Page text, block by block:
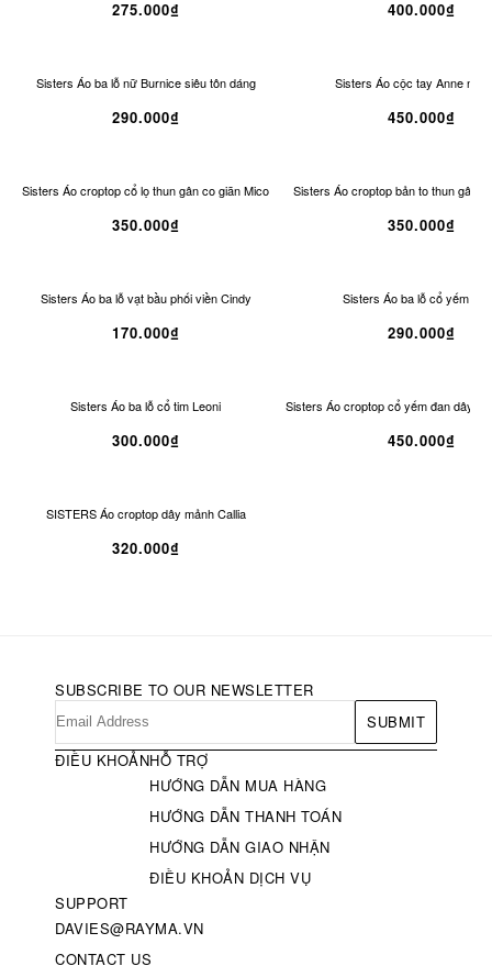
275.000₫ 400.000₫
Sisters Áo ba lỗ nữ Burnice siêu tôn dáng
290.000₫
Sisters Áo cộc tay Anne
450.000₫
Sisters Áo croptop cổ lọ thun gân co giãn Mico
350.000₫
Sisters Áo croptop bản to thun gân
350.000₫
Sisters Áo ba lỗ vạt bầu phối viền Cindy
170.000₫
Sisters Áo ba lỗ cổ yếm
290.000₫
Sisters Áo ba lỗ cổ tim Leoni
300.000₫
Sisters Áo croptop cổ yếm đan dây
450.000₫
SISTERS Áo croptop dây mảnh Callia
320.000₫
SUBSCRIBE TO OUR NEWSLETTER
SUBMIT
ĐIỀU KHOẢNHỖ TRỢ
HƯỚNG DẪN MUA HÀNG
HƯỚNG DẪN THANH TOÁN
HƯỚNG DẪN GIAO NHẬN
ĐIỀU KHOẢN DỊCH VỤ
SUPPORT
DAVIES@RAYMA.VN
CONTACT US